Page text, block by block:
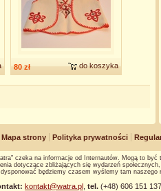
80 zł do koszyka
Mapa strony Polityka prywatności
czeka na informacje od Internautów. Mogą to
dotyczące zbliżających się wydarzeń
będziemy czasem wyślemy tam naszego
kontakt@watra.pl tel. (+48) 606 151 137